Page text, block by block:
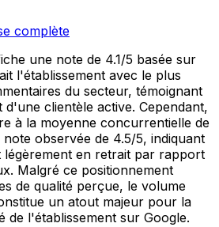
complète
une note de 4.1/5 basée sur
l'établissement avec le plus
du secteur, témoignant
clientèle active. Cependant,
à la moyenne concurrentielle de
observée de 4.5/5, indiquant
légèrement en retrait par rapport
Malgré ce positionnement
de qualité perçue, le volume
un atout majeur pour la
de l'établissement sur Google.